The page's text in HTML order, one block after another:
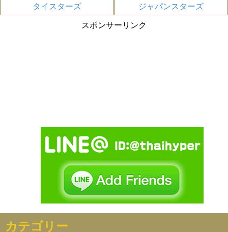
タイスターズ
ジャパンスターズ
スポンサーリンク
カテゴリー